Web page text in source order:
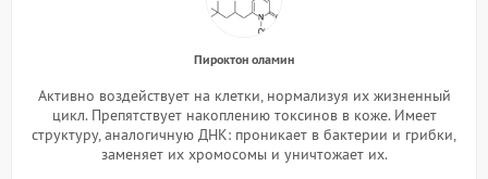
Пироктон оламин
Активно воздействует на клетки, нормализуя их жизненный
цикл. Препятствует накоплению токсинов в коже. Имеет
структуру, аналогичную ДНК: проникает в бактерии и грибки,
заменяет их хромосомы и уничтожает их.